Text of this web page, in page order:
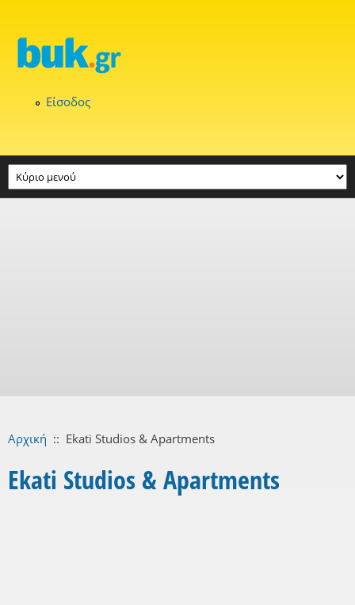
Είσοδος
Αρχική :: Ekati Studios & Apartments
Ekati Studios & Apartments